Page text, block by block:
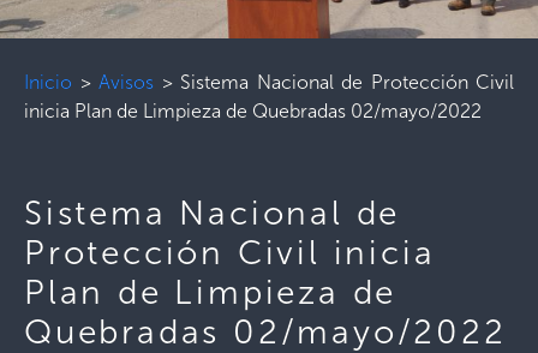
Inicio > Avisos > Sistema Nacional de Protección Civil
inicia Plan de Limpieza de Quebradas 02/mayo/2022
Sistema Nacional de
Protección Civil inicia
Plan de Limpieza de
Quebradas 02/mayo/2022